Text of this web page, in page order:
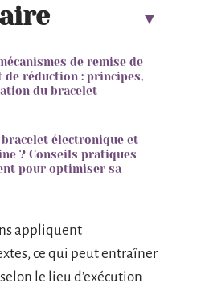
de remise de
de réduction : principes,
du bracelet
électronique et
? Conseils pratiques
pour optimiser sa
appliquent
ce qui peut entraîner
le lieu d’exécution